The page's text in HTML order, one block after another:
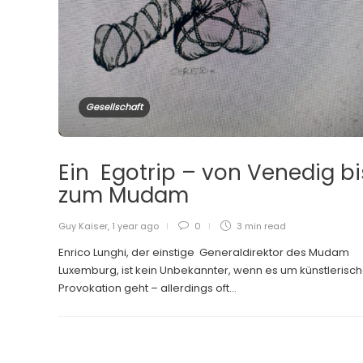
Gesellschaft
Ein Egotrip – von Venedig
zum Mudam
Guy Kaiser, 1 year ago 0 3 min read
Enrico Lunghi, der einstige Generaldirektor des Mudam
Luxemburg, ist kein Unbekannter, wenn es um
Provokation geht – allerdings oft...